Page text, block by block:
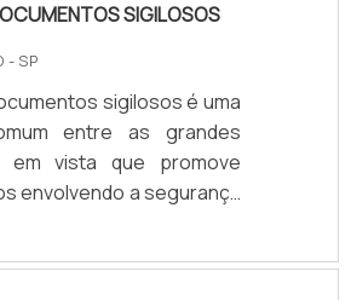
SIGILOSOS
- SP
sigilosos é uma
entre as grandes
em vista que promove
envolvendo a segurança
das empresas. O
também como